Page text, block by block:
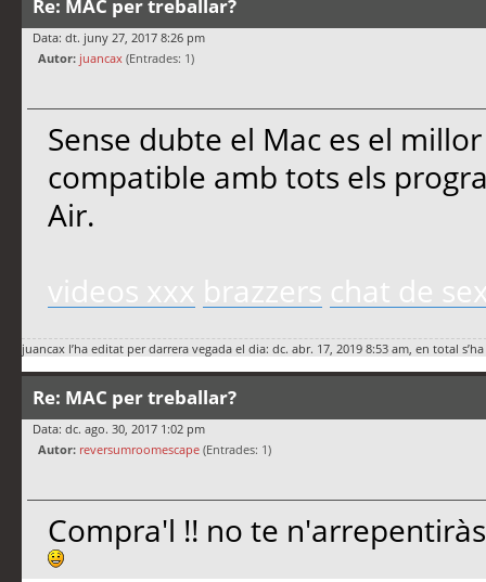
Re: MAC per treballar?
Data: dt. juny 27, 2017 8:26 pm
Autor: juancax (Entrades: 1)
Sense dubte el Mac es el
compatible amb tots els
Air.
videos xxx brazzers chat de
juancax l’ha editat per darrera vegada el dia: dc. abr. 17, 2019 8:53 am, en total
Re: MAC per treballar?
Data: dc. ago. 30, 2017 1:02 pm
Autor: reversumroomescape (Entrades: 1)
Compra'l !! no te